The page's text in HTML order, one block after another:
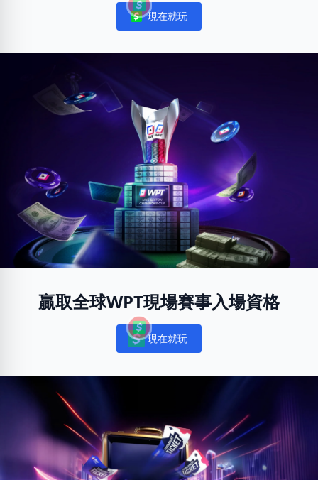
Notifications
現在就玩
贏取全球WPT現場賽事入場資格
Notifications
現在就玩